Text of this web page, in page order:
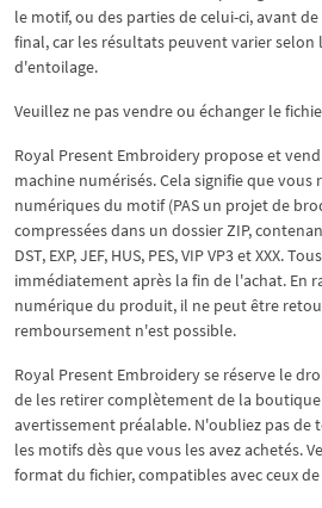
le motif, ou des parties de celui-ci, avant
final, car les résultats peuvent varier selon
d'entoilage.
Veuillez ne pas vendre ou échanger le
Royal Present Embroidery propose et
machine numérisés. Cela signifie que vous
numériques du motif (PAS un projet de
compressées dans un dossier ZIP,
DST, EXP, JEF, HUS, PES, VIP VP3 et XXX.
immédiatement après la fin de l'achat. En
numérique du produit, il ne peut être
remboursement n'est possible.
Royal Present Embroidery se réserve le
de les retirer complètement de la
avertissement préalable. N'oubliez pas de
les motifs dès que vous les avez achetés.
format du fichier, compatibles avec ceux